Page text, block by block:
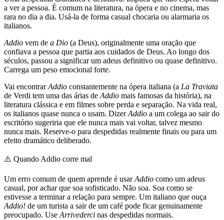
a ver a pessoa. É comum na literatura, na ópera e no cinema, mas
rara no dia a dia. Usá-la de forma casual chocaria ou alarmaria os
italianos.
Addio vem de a Dio (a Deus), originalmente uma oração que
confiava a pessoa que partia aos cuidados de Deus. Ao longo dos
séculos, passou a significar um adeus definitivo ou quase definitivo.
Carrega um peso emocional forte.
Vai encontrarAddio constantemente na ópera italiana (a La Traviata
de Verdi tem uma das árias de Addio mais famosas da história), na
literatura clássica e em filmes sobre perda e separação. Na vida real,
os italianos quase nunca o usam. DizerAddio a um colega ao sair do
escritório sugeriria que ele nunca mais vai voltar, talvez mesmo
nunca mais. Reserve-o para despedidas realmente finais ou para um
efeito dramático deliberado.
⚠️ Quando Addio corre mal
Um erro comum de quem aprende é usarAddio como um adeus
casual, por achar que soa sofisticado. Não soa. Soa como se
estivesse a terminar a relação para sempre. Um italiano que ouça
Addio! de um turista a sair de um café pode ficar genuinamente
preocupado. Use Arrivederci nas despedidas normais.